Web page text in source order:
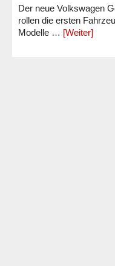
Der neue Volkswagen
rollen die ersten
Modelle … [Weiter]